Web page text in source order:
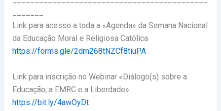
Link para acesso a toda a «Agenda» da Semana Nacional
da Educação Moral e Religiosa Católica
https://forms.gle/2dm268tNZCf8tiuPA
Link para inscrição no Webinar «Diálogo(s) sobre a
Educação, a EMRC e a Liberdade»
https://bit.ly/4awOyDt